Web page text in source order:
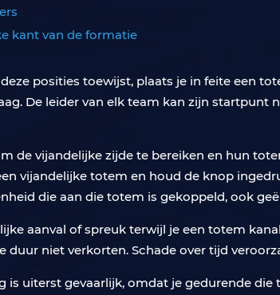
kant van de formatie
posities toewijst, plaats je in feite een
De leider van elk team kan zijn
de vijandelijke zijde te bereiken en hun
vijandelijke totem en houd de knop
die aan die totem is gekoppeld, ook
aanval of spreuk terwijl je een totem
duur niet verkorten. Schade over tijd
is uiterst gevaarlijk, omdat je gedurende